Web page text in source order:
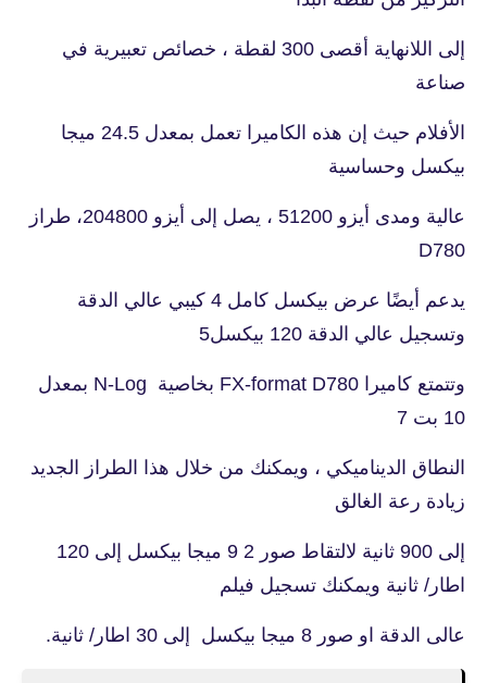
إلى اللانهاية أقصى 300 لقطة ، خصائص تعبيرية في
صناعة
الأفلام حيث إن هذه الكاميرا تعمل بمعدل 24.5 ميجا
بيكسل وحساسية
عالية ومدى أيزو 51200 ، يصل إلى أيزو 204800، طراز
D780
يدعم أيضًا عرض بيكسل كامل 4 كيبي عالي الدقة
وتسجيل عالي الدقة 120 بيكسل5
وتتمتع كاميرا FX-format D780 بخاصية N-Log بمعدل
10 بت 7
النطاق الديناميكي ، ويمكنك من خلال هذا الطراز الجديد
زيادة رعة الغالق
إلى 900 ثانية لالتقاط صور 2 9 ميجا بيكسل إلى 120
اطار/ ثانية ويمكنك تسجيل فيلم
عالى الدقة او صور 8 ميجا بيكسل إلى 30 اطار/ ثانية.